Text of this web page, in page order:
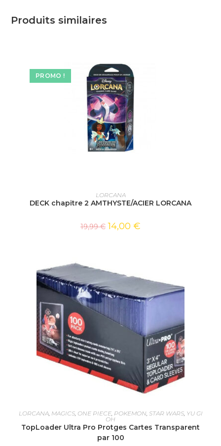
Produits similaires
PROMO !
AJOUTER AU PANIER
LORCANA
DECK chapitre 2 AMTHYSTE/ACIER LORCANA
19,99€ 14,00 €
AJOUTER AU PANIER
LORCANA, MAGICS, ONE PIECE, POKEMON, STAR WARS, YU GI
OH
TopLoader Ultra Pro Protges Cartes Transparent
par 100